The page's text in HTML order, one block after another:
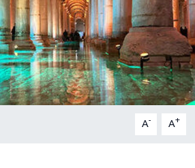
A- A+